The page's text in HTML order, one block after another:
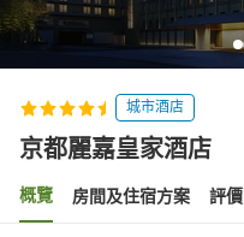
城市酒店
京都麗嘉皇家酒店
概覽 房間及住宿方案 評價